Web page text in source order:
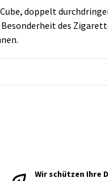
doppelt
des
Wir schützen Ihre